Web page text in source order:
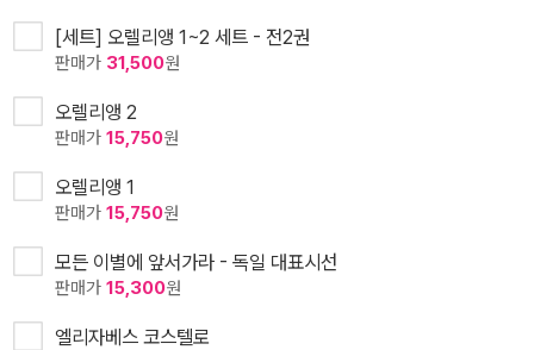
[세트] 오렐리앵 1~2 세트 - 전2권
판매가 31,500원
오렐리앵 2
판매가 15,750원
오렐리앵 1
판매가 15,750원
모든 이별에 앞서가라 - 독일 대표시선
판매가 15,300원
엘리자베스 코스텔로